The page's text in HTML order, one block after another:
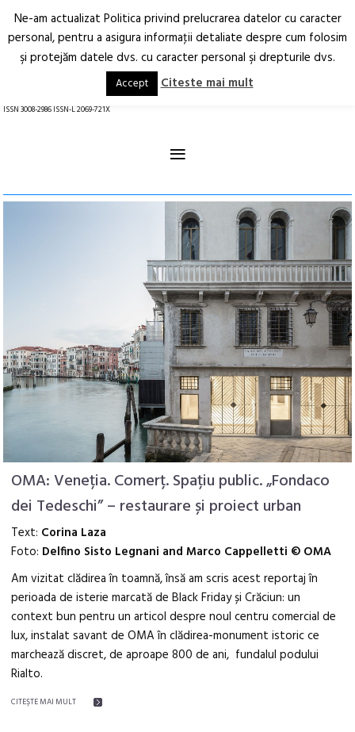
Arhitectură.
Oraș.
RO EN
ISSN 3008-2986 ISSN-L 2069-721X
≡
OMA: Veneția. Comerț. Spațiu public. „Fondaco
dei Tedeschi” – restaurare și proiect urban
Text: Corina Laza
Foto: Delfino Sisto Legnani and Marco Cappelletti © OMA
Am vizitat clădirea în toamnă, însă am scris acest reportaj în
perioada de isterie marcată de Black Friday și Crăciun: un
context bun pentru un articol despre noul centru comercial de
lux, instalat savant de OMA în clădirea-monument istoric ce
marchează discret, de aproape 800 de ani, fundalul podului
Rialto.
CITEŞTE MAI MULT
Ne-am actualizat Politica privind prelucrarea datelor cu caracter
personal, pentru a asigura informaţii detaliate despre cum folosim
şi protejăm datele dvs. cu caracter personal şi drepturile dvs.
Accept Citeste mai mult